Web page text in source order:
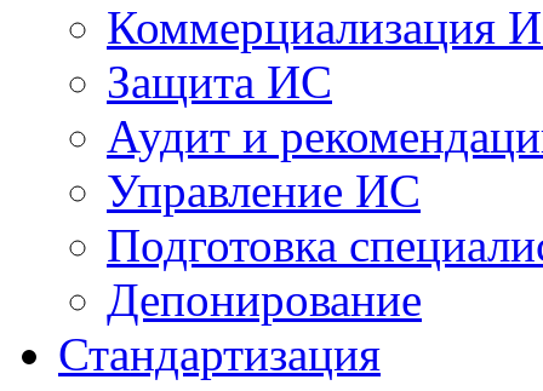
Коммерциализация
Защита ИС
Аудит и
Управление ИС
Подготовка
Депонирование
Стандартизация